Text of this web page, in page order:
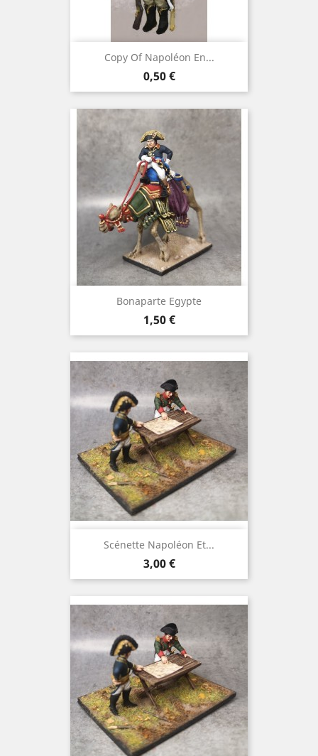
Copy Of Napoléon En...
Preis
0,50 €
Bonaparte Egypte
Preis
1,50 €
Scénette Napoléon Et...
Preis
3,00 €